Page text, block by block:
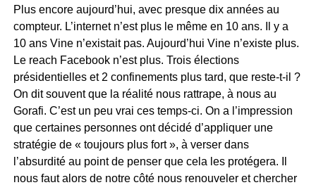
Plus encore aujourd’hui, avec presque dix années au
compteur. L’internet n’est plus le même en 10 ans. Il y a
10 ans Vine n’existait pas. Aujourd’hui Vine n’existe plus.
Le reach Facebook n’est plus. Trois élections
présidentielles et 2 confinements plus tard, que reste-t-il ?
On dit souvent que la réalité nous rattrape, à nous au
Gorafi. C’est un peu vrai ces temps-ci. On a l’impression
que certaines personnes ont décidé d’appliquer une
stratégie de « toujours plus fort », à verser dans
l’absurdité au point de penser que cela les protégera. Il
nous faut alors de notre côté nous renouveler et chercher